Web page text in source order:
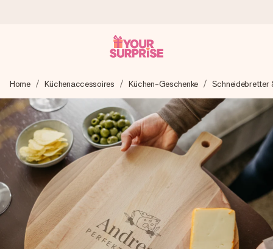
Wir bereiten dein Geschenk sorgfältig vor und schicken es
blitzschnell – damit du es genau zum richtigen Zeitpunkt
überreichen kannst, wenn es am meisten zählt.
4,8 (basierend auf +15.000 Bewertungen)
Unsere Geschenke begeistern. Kunden bewerten uns mit
4,8 bei Google Reviews (Gesamtergebnis aller Länder, in
die wir versenden).
Home Küchenaccessoires Küchen-Geschenke Schneidebretter